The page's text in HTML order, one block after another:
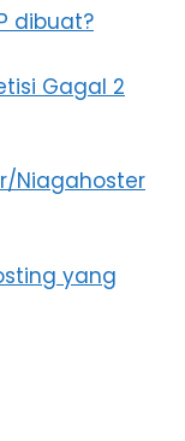
dibuat?
Gagal 2
Niagahoster
yang